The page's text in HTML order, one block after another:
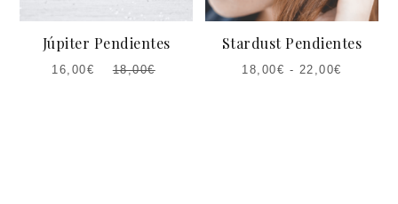
Júpiter Pendientes
18,00€
EL
16,00€
EL
Stardust Pendientes
18,00€ - 22,00€